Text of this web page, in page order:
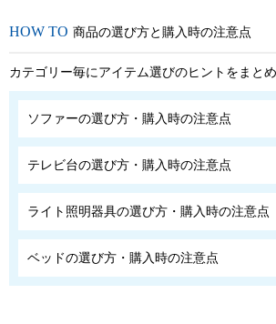
商品の選び方と購入時の注意点
カテゴリー毎にアイテム選びのヒントをまと
ソファーの選び方・購入時の注意点
テレビ台の選び方・購入時の注意点
ライト照明器具の選び方・購入時の注意点
ベッドの選び方・購入時の注意点